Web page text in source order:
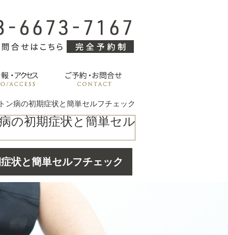
ン病の初期症状と簡単セルフチェック
の初期症状と簡単セル
状と簡単セルフチェック